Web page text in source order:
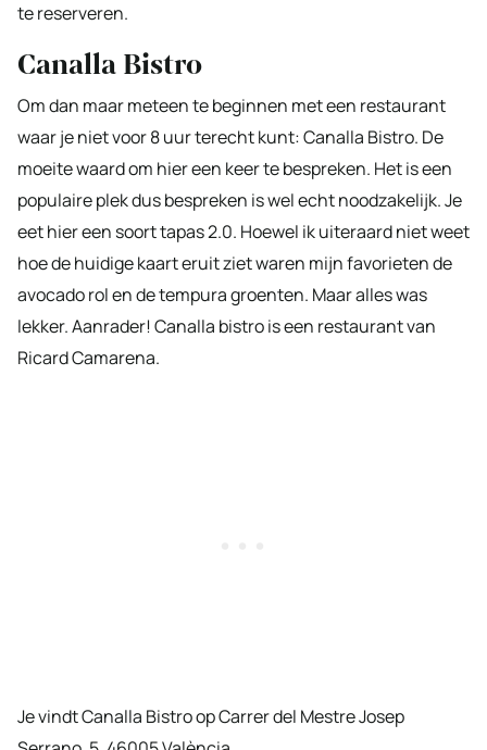
te reserveren.
Canalla Bistro
Om dan maar meteen te beginnen met een restaurant
waar je niet voor 8 uur terecht kunt: Canalla Bistro. De
moeite waard om hier een keer te bespreken. Het is een
populaire plek dus bespreken is wel echt noodzakelijk. Je
eet hier een soort tapas 2.0. Hoewel ik uiteraard niet weet
hoe de huidige kaart eruit ziet waren mijn favorieten de
avocado rol en de tempura groenten. Maar alles was
lekker. Aanrader! Canalla bistro is een restaurant van
Ricard Camarena.
Je vindt Canalla Bistro op Carrer del Mestre Josep